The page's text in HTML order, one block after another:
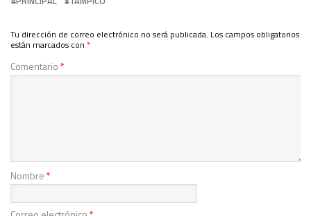
Tu dirección de correo electrónico no será publicada. Los campos obligatorios
están marcados con *
Comentario*
Nombre*